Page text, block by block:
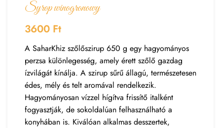
Syrop winogronowy
3600 Ft
A SaharKhiz szőlőszirup 650 g egy hagyományos
perzsa különlegesség, amely érett szőlő gazdag
ízvilágát kínálja. A szirup sűrű állagú, természetesen
édes, mély és telt aromával rendelkezik.
Hagyományosan vízzel hígítva frissítő italként
fogyasztják, de sokoldalúan felhasználható a
konyhában is. Kiválóan alkalmas desszertek,